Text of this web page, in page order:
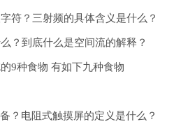
符？三射频的具体含义是什么？
？到底什么是空间流的解释？
9种食物 有如下九种食物
？电阻式触摸屏的定义是什么？